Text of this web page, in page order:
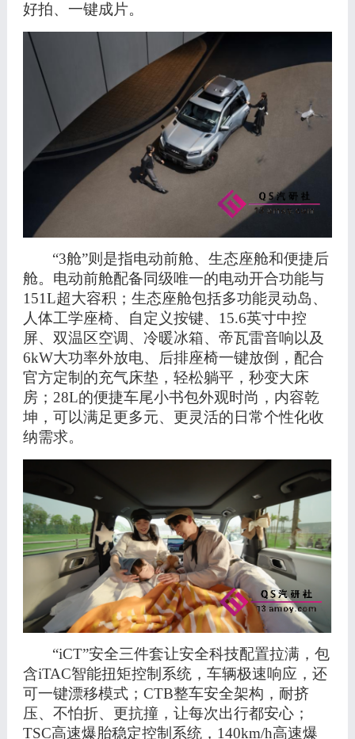
好拍、一键成片。
“3舱”则是指电动前舱、生态座舱和便捷后
舱。电动前舱配备同级唯一的电动开合功能与
151L超大容积；生态座舱包括多功能灵动岛、
人体工学座椅、自定义按键、15.6英寸中控
屏、双温区空调、冷暖冰箱、帝瓦雷音响以及
6kW大功率外放电、后排座椅一键放倒，配合
官方定制的充气床垫，轻松躺平，秒变大床
房；28L的便捷车尾小书包外观时尚，内容乾
坤，可以满足更多元、更灵活的日常个性化收
纳需求。
“iCT”安全三件套让安全科技配置拉满， 包
含iTAC智能扭矩控制系统，车辆极速响应，还
可一键漂移模式；CTB整车安全架构，耐挤
压、不怕折、更抗撞，让每次出行都安心；
TSC高速爆胎稳定控制系统，140km/h高速爆